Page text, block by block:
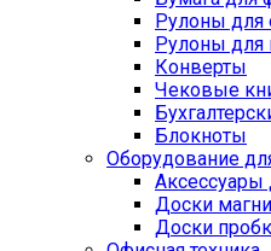
Рулоны для
Рулоны для
Конверты
Чековые
Блокноты
Оборудование
Аксессуары
Доски
Доски